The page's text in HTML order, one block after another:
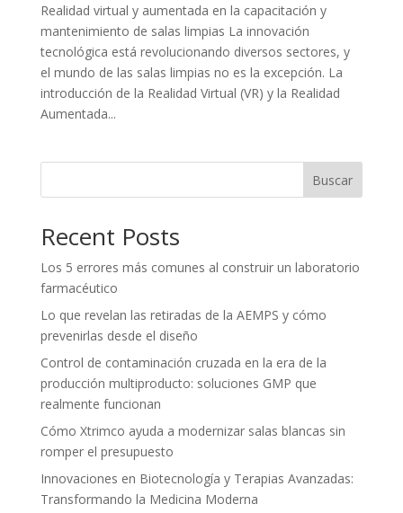
Realidad virtual y aumentada en la capacitación y
mantenimiento de salas limpias La innovación
tecnológica está revolucionando diversos sectores, y
el mundo de las salas limpias no es la excepción. La
introducción de la Realidad Virtual (VR) y la Realidad
Aumentada...
Buscar
Recent Posts
Los 5 errores más comunes al construir un laboratorio
farmacéutico
Lo que revelan las retiradas de la AEMPS y cómo
prevenirlas desde el diseño
Control de contaminación cruzada en la era de la
producción multiproducto: soluciones GMP que
realmente funcionan
Cómo Xtrimco ayuda a modernizar salas blancas sin
romper el presupuesto
Innovaciones en Biotecnología y Terapias Avanzadas:
Transformando la Medicina Moderna